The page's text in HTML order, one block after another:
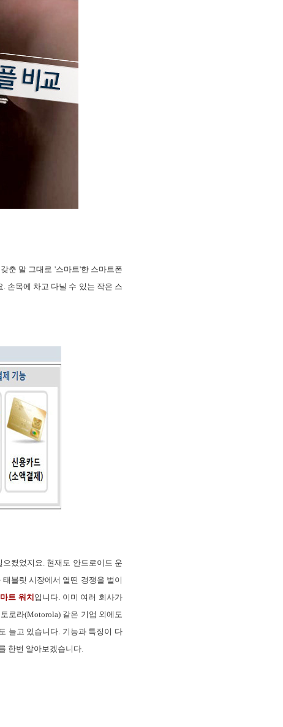
춘 말 그대로 '스마트'한 스마트폰
손목에 차고 다닐 수 있는 작은 스
켰었지요. 현재도 안드로이드 운
블릿 시장에서 열띤 경쟁을 벌이
트 워치 입니다. 이미 여러 회사가
로라(Motorola) 같은 기업 외에도
늘고 있습니다. 기능과 특징이 다
한번 알아보겠습니다.